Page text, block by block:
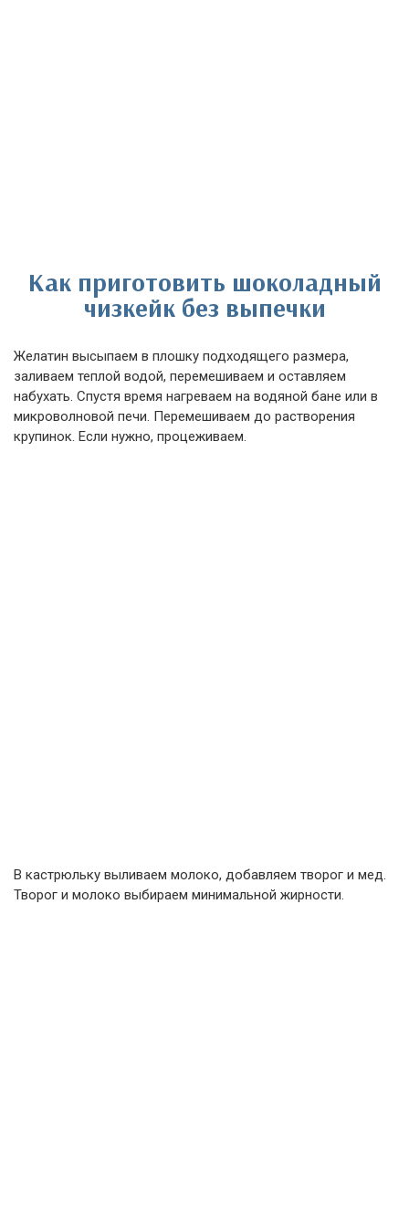
Как приготовить шоколадный
чизкейк без выпечки
Желатин высыпаем в плошку подходящего размера,
заливаем теплой водой, перемешиваем и оставляем
набухать. Спустя время нагреваем на водяной бане или в
микроволновой печи. Перемешиваем до растворения
крупинок. Если нужно, процеживаем.
В кастрюльку выливаем молоко, добавляем творог и мед.
Творог и молоко выбираем минимальной жирности.